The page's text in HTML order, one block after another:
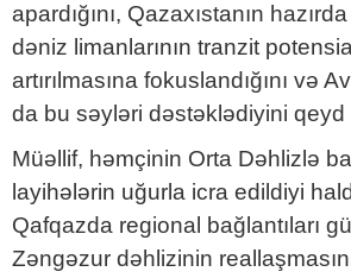
apardığını, Qazaxıstanın
dəniz limanlarının tranzit
artırılmasına fokuslandığını və
da bu səyləri dəstəklədiyini qeyd
Müəllif, həmçinin Orta Dəhlizlə
layihələrin uğurla icra edildiyi
Qafqazda regional bağlantıları
Zəngəzur dəhlizinin